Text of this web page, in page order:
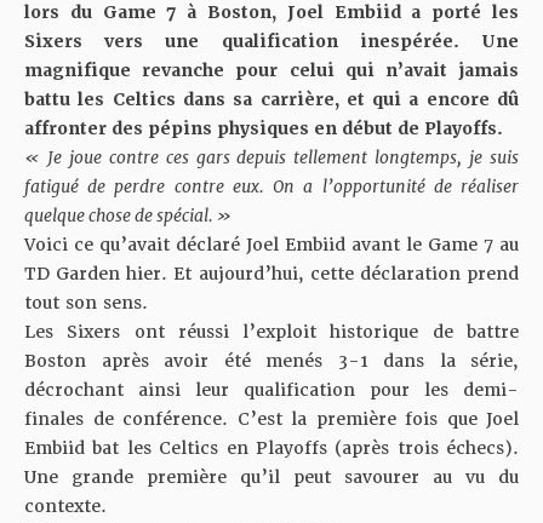
lors du Game 7 à Boston, Joel Embiid a porté les
Sixers vers une qualification inespérée. Une
magnifique revanche pour celui qui n’avait jamais
battu les Celtics dans sa carrière, et qui a encore dû
affronter des pépins physiques en début de Playoffs.
« Je joue contre ces gars depuis tellement longtemps, je suis
fatigué de perdre contre eux. On a l’opportunité de réaliser
quelque chose de spécial. »
Voici ce qu’avait déclaré Joel Embiid avant le Game 7 au
TD Garden hier. Et aujourd’hui, cette déclaration prend
tout son sens.
Les Sixers ont réussi l’exploit historique de battre
Boston après avoir été menés 3-1 dans la série,
décrochant ainsi leur qualification pour les demi-
finales de conférence. C’est la première fois que Joel
Embiid bat les Celtics en Playoffs (après trois échecs).
Une grande première qu’il peut savourer au vu du
contexte.